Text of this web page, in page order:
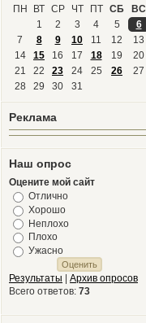
ПН
ВТ СР ЧТ ПТ СБ
ВС
1
2 3 4 5
6
7
8 9 10 11 12
13
14
15 16 17 18 19
20
21
22 23 24 25 26
27
28
29 30 31
Реклама
Наш опрос
Оцените мой сайт
Отлично
Хорошо
Неплохо
Плохо
Ужасно
Результаты
Архив опросов
Всего ответов: 73